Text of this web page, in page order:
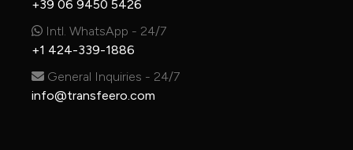
+39 06 9450 5426
Intl. WhatsApp - 24/7
+1 424-339-1886
General Inquiries - 24/7
info@transfeero.com